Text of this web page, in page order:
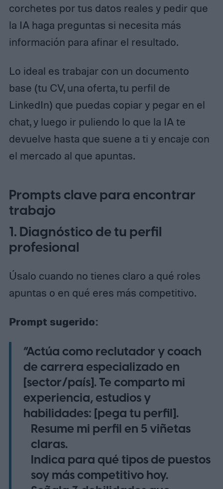
corchetes por tus datos reales y pedir que
la IA haga preguntas si necesita más
información para afinar el resultado.
Lo ideal es trabajar con un documento
base (tu CV, una oferta, tu perfil de
LinkedIn) que puedas copiar y pegar en el
chat, y luego ir puliendo lo que la IA te
devuelve hasta que suene a ti y encaje con
el mercado al que apuntas.
Prompts clave para encontrar
trabajo
1. Diagnóstico de tu perfil
profesional
Úsalo cuando no tienes claro a qué roles
apuntas o en qué eres más competitivo.
Prompt sugerido:
“Actúa como reclutador y coach
de carrera especializado en
[sector/país]. Te comparto mi
experiencia, estudios y
habilidades: [pega tu perfil].
Resume mi perfil en 5 viñetas
claras.
Indica para qué tipos de puestos
soy más competitivo hoy.